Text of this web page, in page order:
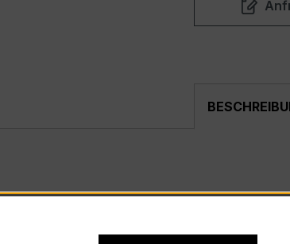
hochpräziser
Mess- und